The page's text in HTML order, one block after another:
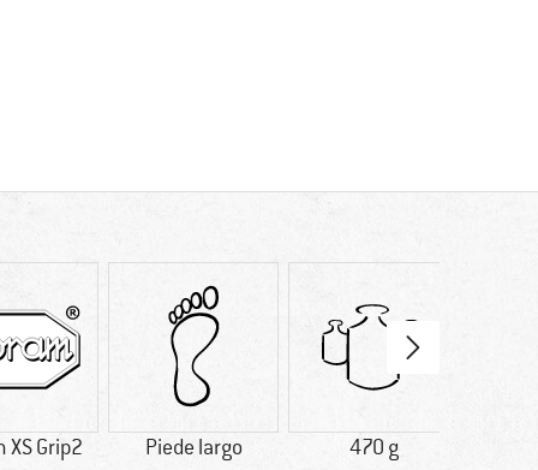
XS Grip2 Piede largo 470 g